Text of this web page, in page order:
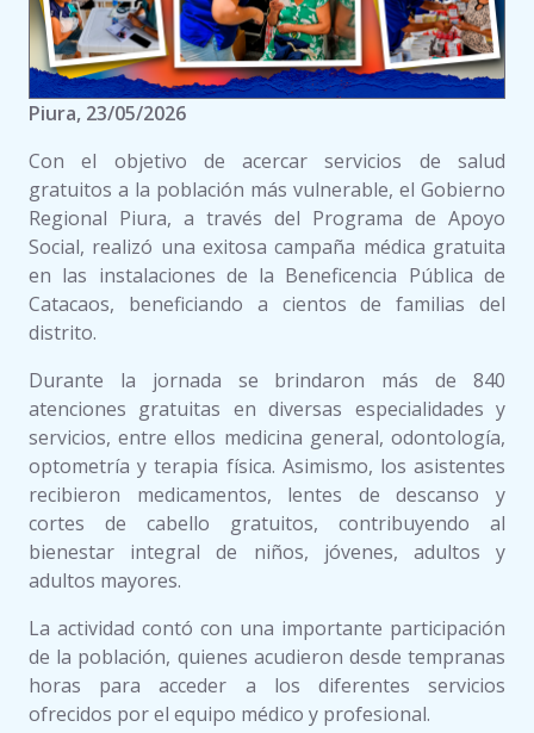
Piura, 23/05/2026
Con el objetivo de acercar servicios de salud
gratuitos a la población más vulnerable, el Gobierno
Regional Piura, a través del Programa de Apoyo
Social, realizó una exitosa campaña médica gratuita
en las instalaciones de la Beneficencia Pública de
Catacaos, beneficiando a cientos de familias del
distrito.
Durante la jornada se brindaron más de 840
atenciones gratuitas en diversas especialidades y
servicios, entre ellos medicina general, odontología,
optometría y terapia física. Asimismo, los asistentes
recibieron medicamentos, lentes de descanso y
cortes de cabello gratuitos, contribuyendo al
bienestar integral de niños, jóvenes, adultos y
adultos mayores.
La actividad contó con una importante participación
de la población, quienes acudieron desde tempranas
horas para acceder a los diferentes servicios
ofrecidos por el equipo médico y profesional.